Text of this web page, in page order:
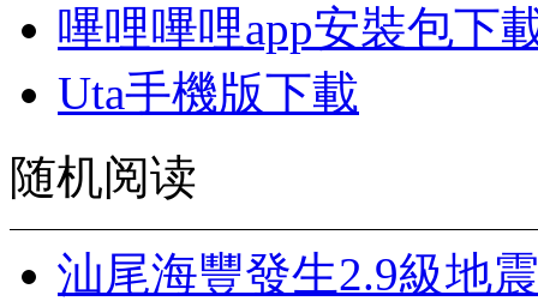
嗶哩嗶哩app安裝包下
Uta手機版下載
随机阅读
汕尾海豐發生2.9級地